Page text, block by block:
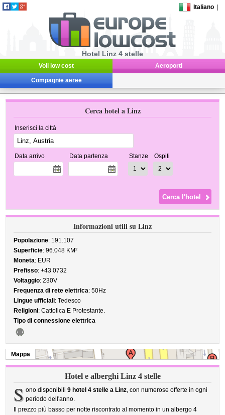
Italiano
Hotel Linz 4 stelle
Voli low cost Aeroporti
Compagnie aeree
Cerca hotel a Linz
Inserisci la città
Data arrivo Data partenza Stanze Ospiti
Informazioni utili su Linz
Popolazione: 191.107
Superficie: 96.048 KM²
Moneta: EUR
Prefisso: +43 0732
Voltaggio: 230V
Frequenza di rete elettrica: 50Hz
Lingue ufficiali: Tedesco
Religioni: Cattolica E Protestante.
Tipo di connessione elettrica
Mappa
Hotel e alberghi Linz 4 stelle
S ono disponibili 9 hotel 4 stelle a Linz, con numerose offerte in ogni
periodo dell'anno.
Il prezzo più basso per notte riscontrato al momento in un albergo 4